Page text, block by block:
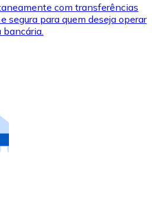
com transferências
segura para quem deseja operar